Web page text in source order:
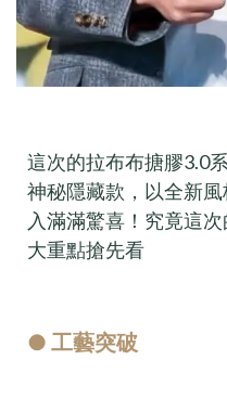
這次的拉布布搪膠3.0
神秘隱藏款，以全新
入滿滿驚喜！究竟這
大重點搶先看
● 工藝突破